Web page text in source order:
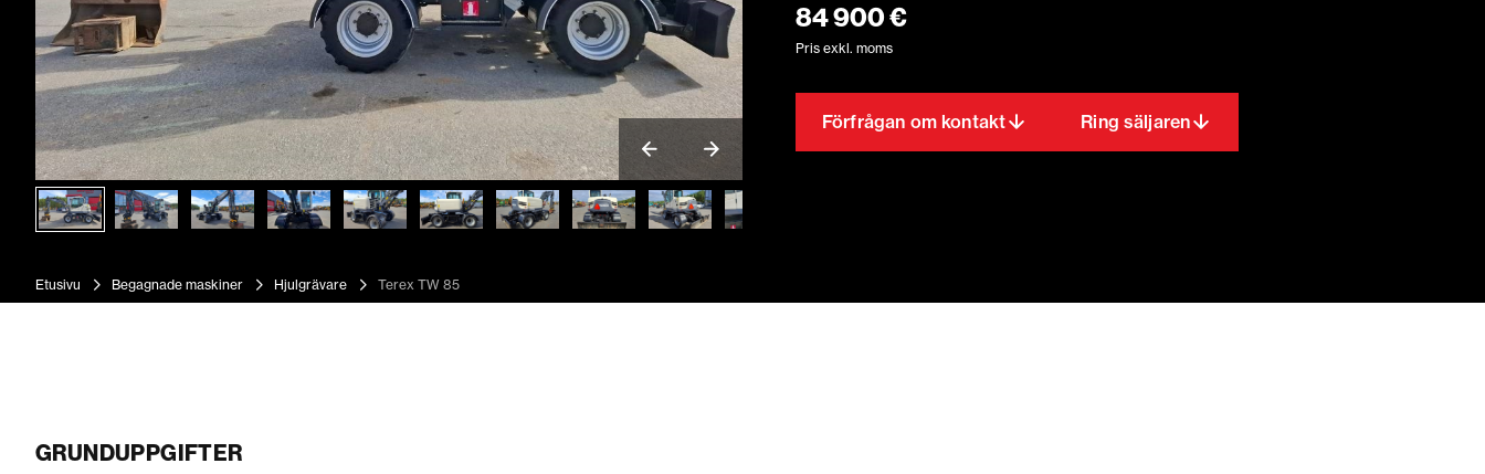
84 900 €
Pris exkl. moms
Förfrågan om kontakt Ring säljaren
Etusivu Begagnade maskiner Hjulgrävare Terex TW 85
GRUNDUPPGIFTER